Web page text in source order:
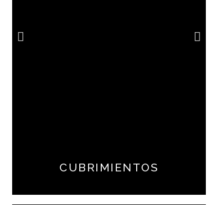
CUBRIMIENTOS